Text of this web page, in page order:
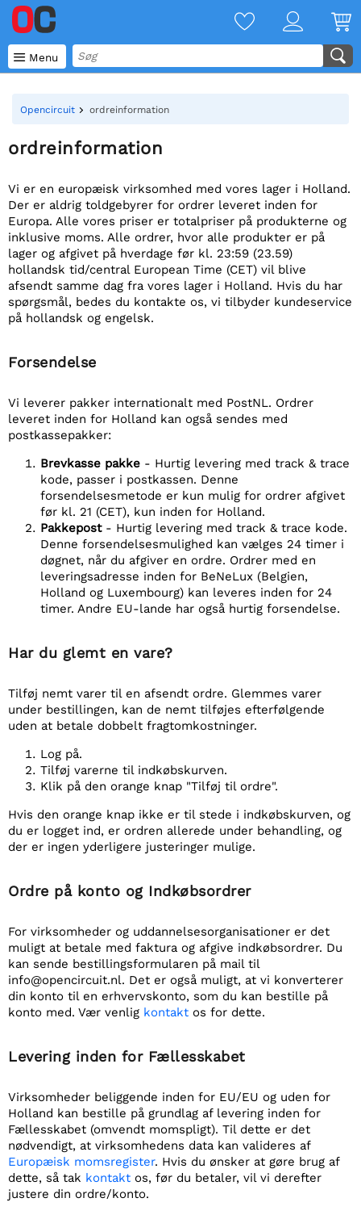
 Menu
Opencircuit ordreinformation
ordreinformation
Vi er en europæisk virksomhed med vores lager i Holland.
Der er aldrig toldgebyrer for ordrer leveret inden for
Europa. Alle vores priser er totalpriser på produkterne og
inklusive moms. Alle ordrer, hvor alle produkter er på
lager og afgivet på hverdage før kl. 23:59 (23.59)
hollandsk tid/central European Time (CET) vil blive
afsendt samme dag fra vores lager i Holland. Hvis du har
spørgsmål, bedes du kontakte os, vi tilbyder kundeservice
på hollandsk og engelsk.
Forsendelse
Vi leverer pakker internationalt med PostNL. Ordrer
leveret inden for Holland kan også sendes med
postkassepakker:
Brevkasse pakke - Hurtig levering med track & trace
kode, passer i postkassen. Denne
forsendelsesmetode er kun mulig for ordrer afgivet
før kl. 21 (CET), kun inden for Holland.
Pakkepost- Hurtig levering med track & trace kode.
Denne forsendelsesmulighed kan vælges 24 timer i
døgnet, når du afgiver en ordre. Ordrer med en
leveringsadresse inden for BeNeLux (Belgien,
Holland og Luxembourg) kan leveres inden for 24
timer. Andre EU-lande har også hurtig forsendelse.
Har du glemt en vare?
Tilføj nemt varer til en afsendt ordre. Glemmes varer
under bestillingen, kan de nemt tilføjes efterfølgende
uden at betale dobbelt fragtomkostninger.
Log på.
Tilføj varerne til indkøbskurven.
Klik på den orange knap "Tilføj til ordre".
Hvis den orange knap ikke er til stede i indkøbskurven, og
du er logget ind, er ordren allerede under behandling, og
der er ingen yderligere justeringer mulige.
Ordre på konto og Indkøbsordrer
For virksomheder og uddannelsesorganisationer er det
muligt at betale med faktura og afgive indkøbsordrer. Du
kan sende bestillingsformularen på mail til
info@opencircuit.nl. Det er også muligt, at vi konverterer
din konto til en erhvervskonto, som du kan bestille på
konto med. Vær venlig kontakt os for dette.
Levering inden for Fællesskabet
Virksomheder beliggende inden for EU/EU og uden for
Holland kan bestille på grundlag af levering inden for
Fællesskabet (omvendt momspligt). Til dette er det
nødvendigt, at virksomhedens data kan valideres af
Europæisk momsregister. Hvis du ønsker at gøre brug af
dette, så tak kontakt os, før du betaler, vil vi derefter
justere din ordre/konto.